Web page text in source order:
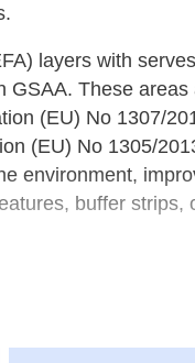
layers with
These
(EU) No 1307/
(EU) No 1305/
environment,
buffer strips,
(LPIS). LPIS